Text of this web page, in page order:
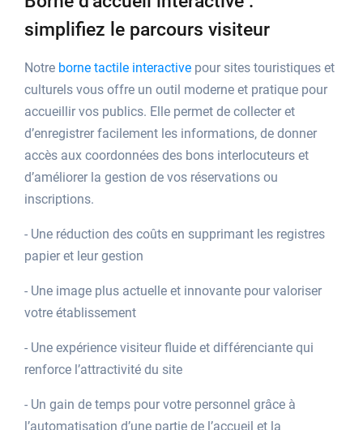
simplifiez le parcours visiteur
Notre borne tactile interactive pour sites touristiques et
culturels vous offre un outil moderne et pratique pour
accueillir vos publics. Elle permet de collecter et
d’enregistrer facilement les informations, de donner
accès aux coordonnées des bons interlocuteurs et
d’améliorer la gestion de vos réservations ou
inscriptions.
- Une réduction des coûts en supprimant les registres
papier et leur gestion
- Une image plus actuelle et innovante pour valoriser
votre établissement
- Une expérience visiteur fluide et différenciante qui
renforce l’attractivité du site
- Un gain de temps pour votre personnel grâce à
l’automatisation d’une partie de l’accueil et la